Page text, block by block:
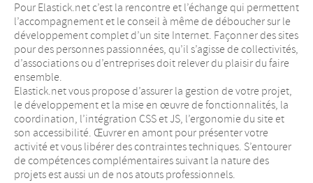
Pour Elastick.net c’est la rencontre et l’échange qui permettent
l’accompagnement et le conseil à même de déboucher sur le
développement complet d’un site Internet. Façonner des sites
pour des personnes passionnées, qu’il s’agisse de collectivités,
d’associations ou d’entreprises doit relever du plaisir du faire
ensemble.
Elastick.net vous propose d’assurer la gestion de votre projet,
le développement et la mise en œuvre de fonctionnalités, la
coordination, l’intégration CSS et JS, l’ergonomie du site et
son accessibilité. Œuvrer en amont pour présenter votre
activité et vous libérer des contraintes techniques. S’entourer
de compétences complémentaires suivant la nature des
projets est aussi un de nos atouts professionnels.